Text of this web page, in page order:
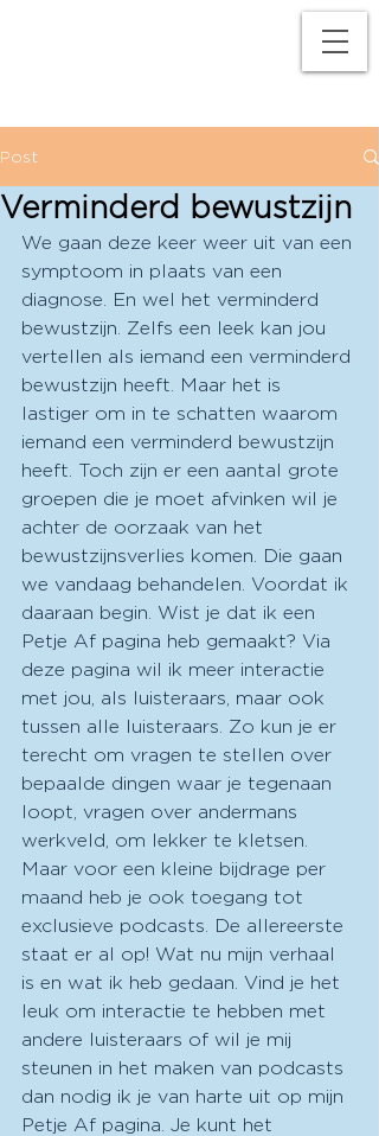
Post
Verminderd bewustzijn
We gaan deze keer weer uit van een
symptoom in plaats van een
diagnose. En wel het verminderd
bewustzijn. Zelfs een leek kan jou
vertellen als iemand een verminderd
bewustzijn heeft. Maar het is
lastiger om in te schatten waarom
iemand een verminderd bewustzijn
heeft. Toch zijn er een aantal grote
groepen die je moet afvinken wil je
achter de oorzaak van het
bewustzijnsverlies komen. Die gaan
we vandaag behandelen. Voordat ik
daaraan begin. Wist je dat ik een
Petje Af pagina heb gemaakt? Via
deze pagina wil ik meer interactie
met jou, als luisteraars, maar ook
tussen alle luisteraars. Zo kun je er
terecht om vragen te stellen over
bepaalde dingen waar je tegenaan
loopt, vragen over andermans
werkveld, om lekker te kletsen.
Maar voor een kleine bijdrage per
maand heb je ook toegang tot
exclusieve podcasts. De allereerste
staat er al op! Wat nu mijn verhaal
is en wat ik heb gedaan. Vind je het
leuk om interactie te hebben met
andere luisteraars of wil je mij
steunen in het maken van podcasts
dan nodig ik je van harte uit op mijn
Petje Af pagina. Je kunt het